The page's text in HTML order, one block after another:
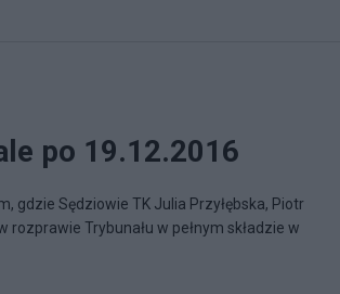
po 19.12.2016
gdzie Sędziowie TK Julia Przyłębska, Piotr
Trybunału w pełnym składzie w